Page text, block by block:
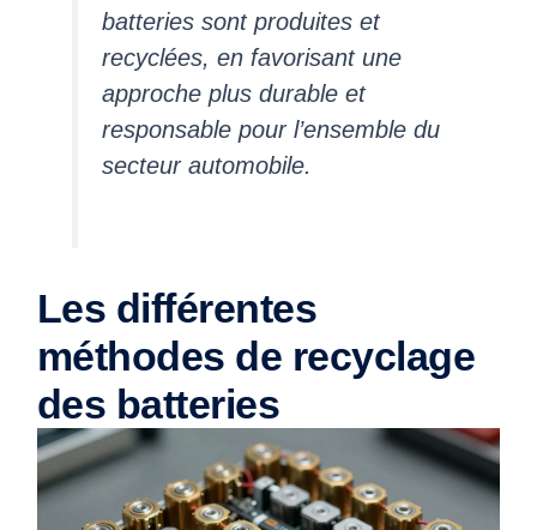
batteries sont produites et
recyclées, en favorisant une
approche plus durable et
responsable pour l’ensemble du
secteur automobile.
Les différentes
méthodes de recyclage
des batteries